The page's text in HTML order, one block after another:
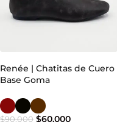
Renée | Chatitas de Cuero
Base Goma
$90.000 $60.000